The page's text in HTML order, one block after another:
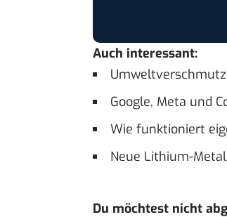
Auch interessant:
Google, Meta und
Wie funktioniert
Neue Lithium-
Du möchtest nicht